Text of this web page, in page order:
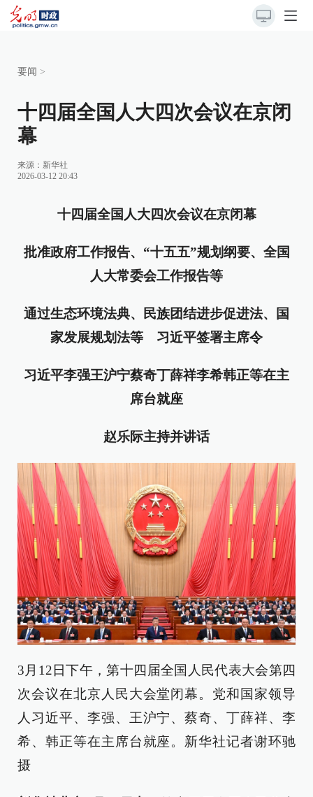
要闻 >
十四届全国人大四次会议在京闭
幕
来源： 新华社
2026-03-12 20:43
十四届全国人大四次会议在京闭幕
批准政府工作报告、“十五五”规划纲要、全国
人大常委会工作报告等
通过生态环境法典、民族团结进步促进法、国
家发展规划法等 习近平签署主席令
习近平李强王沪宁蔡奇丁薛祥李希韩正等在主
席台就座
赵乐际主持并讲话
3月12日下午，第十四届全国人民代表大会第四
次会议在北京人民大会堂闭幕。党和国家领导
人习近平、李强、王沪宁、蔡奇、丁薛祥、李
希、韩正等在主席台就座。新华社记者谢环驰
摄